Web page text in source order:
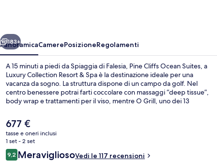
Luxury
Collection
Resort
&
Spa
Avanti
183+
PanoramicaCamerePosizioneRegolamenti
A 15 minuti a piedi da Spiaggia di Falesia, Pine Cliffs Ocean Suites, a
Luxury Collection Resort & Spa è la destinazione ideale per una
vacanza da sogno. La struttura dispone di un campo da golf. Nel
centro benessere potrai farti coccolare con massaggi “deep tissue”,
body wrap e trattamenti per il viso, mentre O Grill, uno dei 13
assaggiare le specialità della cucina mediterranea. Questo resort di
lusso vanta 8 piscine all'aperto e 3 bar a bordo piscina, oltre a
dotazioni in camera come frigoriferi e microonde.
Il
prezzo
attuale
è
677 €
677 €
tasse e oneri inclusi
1 set - 2 set
Recensioni
9,29,2 su 10
MeravigliosoVedi le 117 recensioni